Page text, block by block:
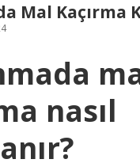
Mal Kaçırma
nasıl